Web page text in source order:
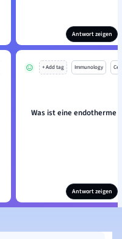
Antwort zeigen
+ Add tag Immunology
Was ist eine endotherme
Antwort zeigen